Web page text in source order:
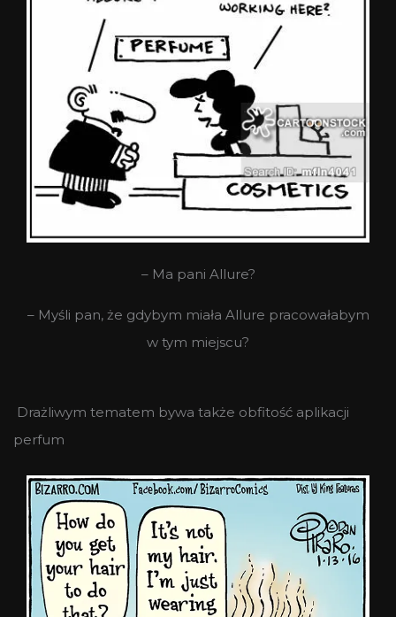
– Ma pani Allure?
– Myśli pan, że gdybym miała Allure pracowałabym
w tym miejscu?
Drażliwym tematem bywa także obfitość aplikacji
perfum